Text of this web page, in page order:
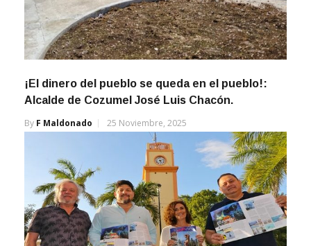
¡El dinero del pueblo se queda en el pueblo!:
Alcalde de Cozumel José Luis Chacón.
By F Maldonado 25 Noviembre, 2025